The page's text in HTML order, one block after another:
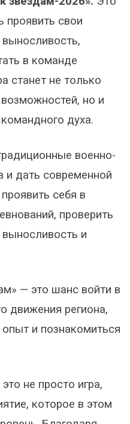
проявить свои
в команде
станет не только
но и
духа.
военно-
и дать современной
себя в
проверить
и
— это шанс войти в
движения региона,
и познакомиться
не просто игра,
которое в этом